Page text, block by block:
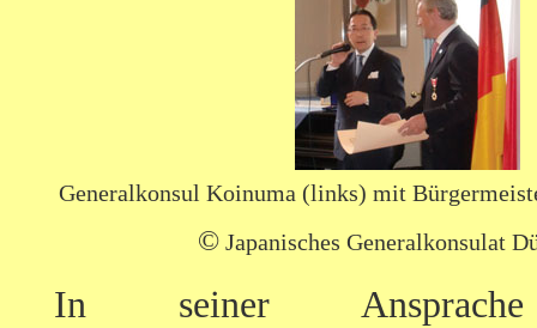
Generalkonsul Koinuma (links) mit
©Japanisches Generalkonsulat
In seiner Ansprache